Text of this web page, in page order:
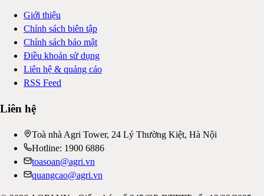
Giới thiệu
Chính sách biên tập
Chính sách bảo mật
Điều khoản sử dụng
Liên hệ & quảng cáo
RSS Feed
Liên hệ
Toà nhà Agri Tower, 24 Lý Thường Kiệt, Hà Nội
Hotline: 1900 6886
toasoan@agri.vn
quangcao@agri.vn